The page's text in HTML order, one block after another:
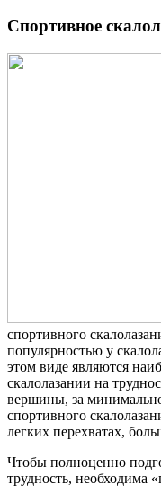
Спортивное
спортивного
популярностью у
этом виде являются
скалолазании на
вершины, за
спортивного
легких перехватах,
Чтобы полноценно
трудность, необходима